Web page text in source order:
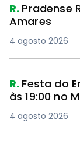
R. Pradense
Amares
4 agosto 2026
R. Festa do
às 19:00 no
4 agosto 2026